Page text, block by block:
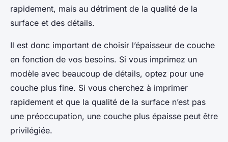
rapidement, mais au détriment de la qualité de la
surface et des détails.
Il est donc important de choisir l’épaisseur de couche
en fonction de vos besoins. Si vous imprimez un
modèle avec beaucoup de détails, optez pour une
couche plus fine. Si vous cherchez à imprimer
rapidement et que la qualité de la surface n’est pas
une préoccupation, une couche plus épaisse peut être
privilégiée.